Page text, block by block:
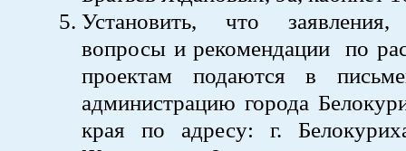
Установить, что заявления,
вопросы и рекомендации по
проектам подаются в
администрацию города
края по адресу: г.